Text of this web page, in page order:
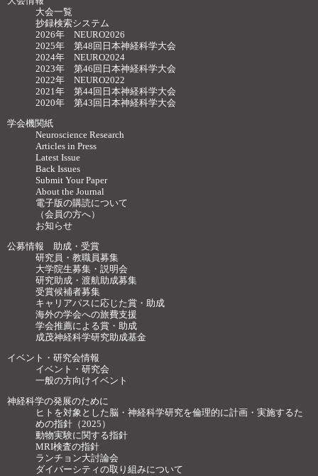
大会一覧
抄録検索システム
2026年 NEURO2026
2025年 第48回日本神経科学大会
2024年 NEURO2024
2023年 第46回日本神経科学大会
2022年 NEURO2022
2021年 第44回日本神経科学大会
2020年 第43回日本神経科学大会
学会機関紙
Neuroscience Research
Articles in Press
Latest Issue
Back Issues
Submit Your Paper
About the Journal
電子版の購読について
（会員の方へ）
お知らせ
公募情報 助成・受賞
研究員・教職員募集
大学院生募集・説明会
研究助成・渡航助成募集
受賞候補者募集
キャリアパスに応じた賞・助成
海外の学会への旅費支援
学会推薦による賞・助成
成茂神経科学研究助成基金
イベント・研究会情報
イベント・研究会
一般の方向けイベント
神経科学の発展のために
ヒトを対象とした脳・神経科学研究を倫理的に計画・実施するた
めの指針（2025）
動物実験に関する指針
MRI検査の指針
ランチョン大討論会
ダイバーシティの取り組みについて